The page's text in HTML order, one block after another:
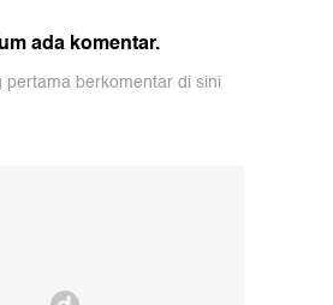
ada komentar.
pertama berkomentar di sini